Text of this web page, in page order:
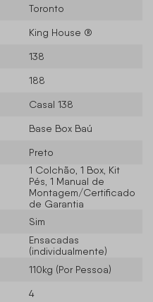
Toronto
King House ®
138
188
Casal 138
Base Box Baú
Preto
1 Colchão, 1 Box, Kit
Pés, 1 Manual de
Montagem/Certificado
de Garantia
Sim
Ensacadas
(individualmente)
110kg (Por Pessoa)
4